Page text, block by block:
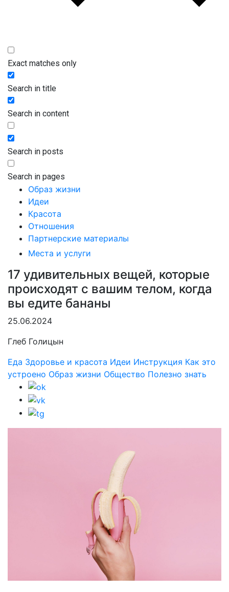
Exact matches only
Search in title
Search in content
Search in posts
Search in pages
Образ жизни
Идеи
Красота
Отношения
Партнерские материалы
Места и услуги
17 удивительных вещей, которые
происходят с вашим телом, когда
вы едите бананы
25.06.2024
Глеб Голицын
Еда Здоровье и красота Идеи Инструкция Как это
устроено Образ жизни Общество Полезно знать